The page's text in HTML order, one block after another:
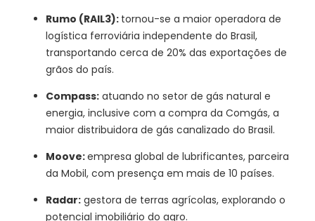
Rumo (RAIL3): tornou-se a maior operadora de
logística ferroviária independente do Brasil,
transportando cerca de 20% das exportações de
grãos do país.
Compass: atuando no setor de gás natural e
energia, inclusive com a compra da Comgás, a
maior distribuidora de gás canalizado do Brasil.
Moove:empresa global de lubrificantes, parceira
da Mobil, com presença em mais de 10 países.
Radar: gestora de terras agrícolas, explorando o
potencial imobiliário do agro.